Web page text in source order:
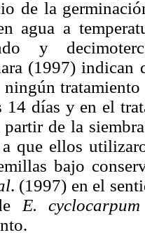
de la
agua a
y
(1997) indican
ningún
días y en el
partir de la
que ellos
bajo
. (1997) en el
E. cyclocarpum